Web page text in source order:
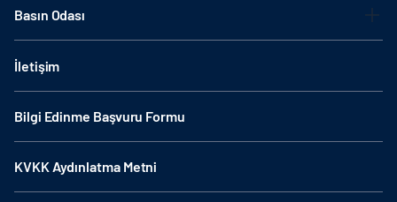
Basın Odası
İletişim
Bilgi Edinme Başvuru Formu
KVKK Aydınlatma Metni